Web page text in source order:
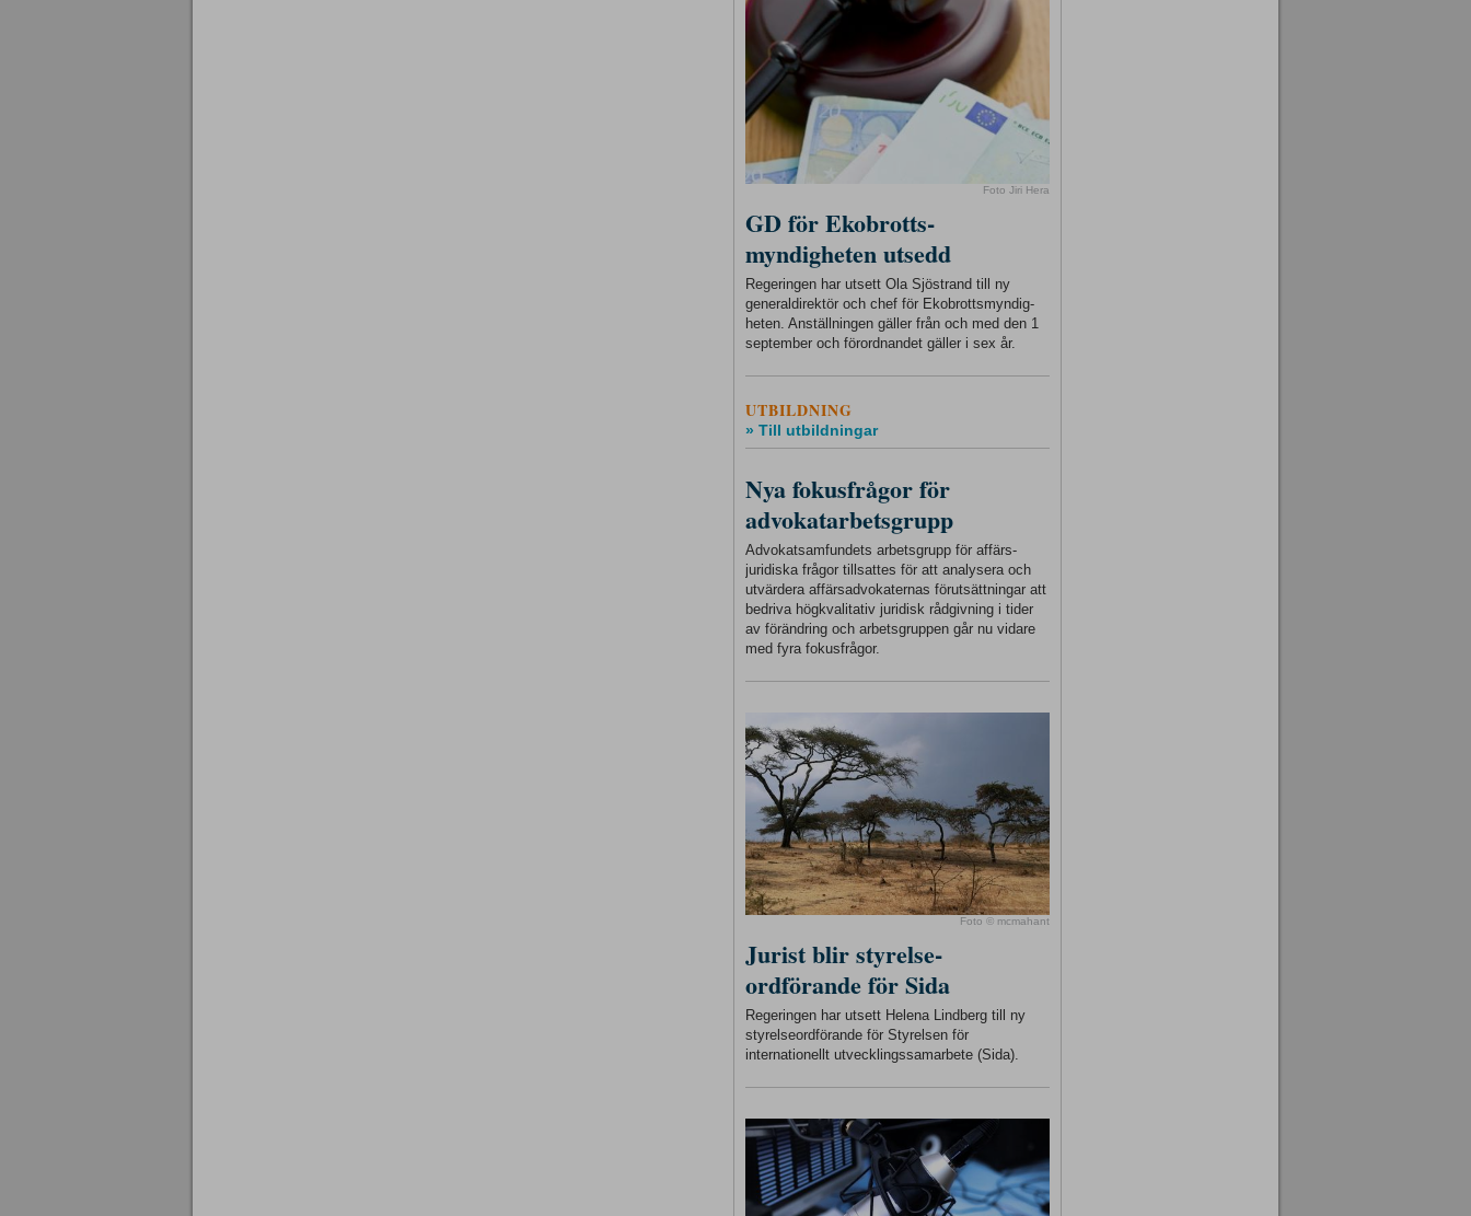
Foto Jiri Hera
GD för Ekobrotts-
myndigheten utsedd
Regeringen har utsett Ola Sjöstrand till ny
generaldirektör och chef för Ekobrottsmyndig-
heten. Anställningen gäller från och med den 1
september och förordnandet gäller i sex år.
UTBILDNING
» Till utbildningar
Nya fokusfrågor för
advokatarbetsgrupp
Advokatsamfundets arbetsgrupp för affärs-
juridiska frågor tillsattes för att analysera och
utvärdera affärsadvokaternas förutsättningar att
bedriva högkvalitativ juridisk rådgivning i tider
av förändring och arbetsgruppen går nu vidare
med fyra fokusfrågor.
Foto © mcmahant
Jurist blir styrelse-
ordförande för Sida
Regeringen har utsett Helena Lindberg till ny
styrelseordförande för Styrelsen för
internationellt utvecklingssamarbete (Sida).